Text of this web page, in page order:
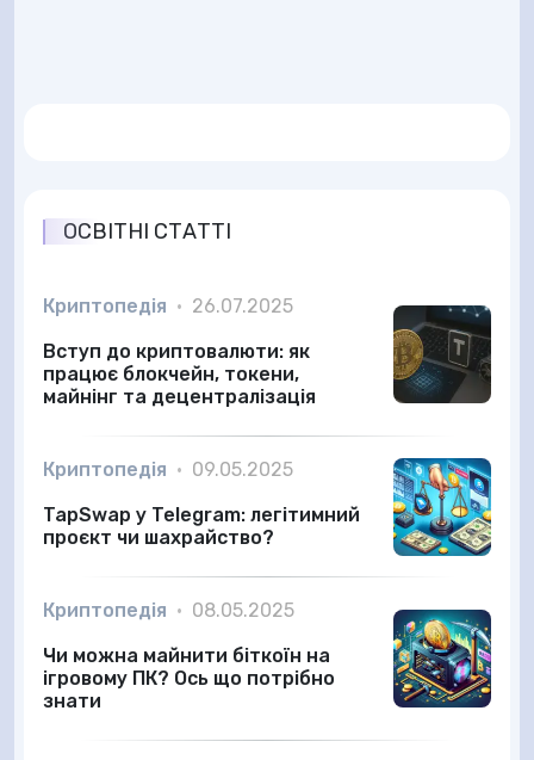
ОСВІТНІ СТАТТІ
Криптопедія • 26.07.2025
Вступ до криптовалюти: як
працює блокчейн, токени,
майнінг та децентралізація
Криптопедія • 09.05.2025
TapSwap у Telegram: легітимний
проєкт чи шахрайство?
Криптопедія • 08.05.2025
Чи можна майнити біткоїн на
ігровому ПК? Ось що потрібно
знати